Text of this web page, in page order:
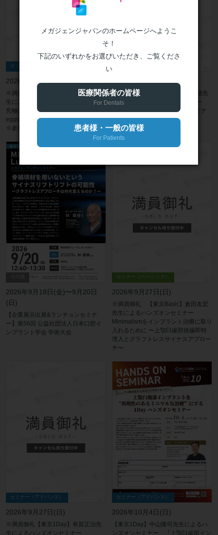
セミナー（アドバンス）
2026年9月13日(日)
※満員御礼【福岡Advance】林揚春先
生による1Dayハンズオンセミナー
究極の難症例 垂直骨量1mmの
eggshell graft less sinus liftを極める
※参加条件あり
2026年9月13日(日)
※満員御礼【東京Basic】木村美穂先
生による1Dayハンズオンセミナー
無理なく始める グラフトレスサイナ
スリフト
2026年9月18日(金)〜9月20日
(日)
【企業展示出展&ランチョンセミナ
ー】第56回 公益社団法人日本口腔イ
ンプラント学会 学術大会
セミナー（ベーシック）
2026年9月27日(日)
※満員御礼 【東京Basic】倉田友宏
先生によるハンズオンセミナー
Minimalismをインプラント治療に取り
入れるために 〜上顎臼歯部抜歯即時
埋入とグラフトレスサイナスアプロー
チ〜
セミナー（アドバンス）
2026年9月27日(日)
※満員御礼【東京1Day】有賀正治先
生によるハンズオンセミナー
セミナー（アドバンス）
2026年10月4日(日)
【東京1Day】中山隆司先生によるハ
ンズオンセミナー 『上顎臼歯部イン
メガジェンジャパンのホームページへようこ
そ！
下記のいずれかをお選びいただき、ご覧くださ
い
医療関係者の皆様
For Dentals
患者様・一般の皆様
For Patients